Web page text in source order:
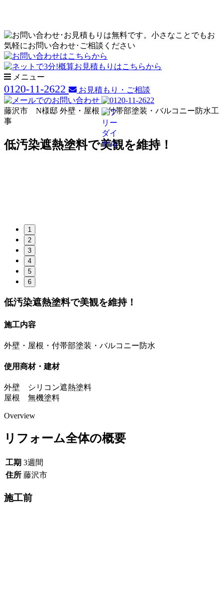
メニュー
0120-11-2622 お見積もり・ご相談
藤沢市 N様邸 外壁・屋根・付帯部塗装・バルコニー防水工
事
低汚染遮熱塗料で美観を維持！
1
2
3
4
5
6
低汚染遮熱塗料で美観を維持！
施工内容
外壁・屋根・付帯部塗装・バルコニー防水
使用商材・建材
外壁 シリコン遮熱塗料
屋根 無機塗料
Overview
リフォーム全体の概要
工期 3週間
住所 藤沢市
施工前